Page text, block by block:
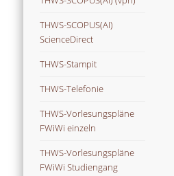
THWS-SCOPUS(AI)
ScienceDirect
THWS-Stampit
THWS-Telefonie
THWS-Vorlesungspläne
FWiWi einzeln
THWS-Vorlesungspläne
FWiWi Studiengang